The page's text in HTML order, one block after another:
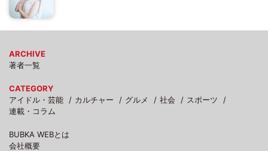
ARCHIVE
著者一覧
CATEGORY
アイドル・芸能
カルチャー グルメ 社会
スポーツ
連載・コラム
BUBKA WEBとは
会社概要